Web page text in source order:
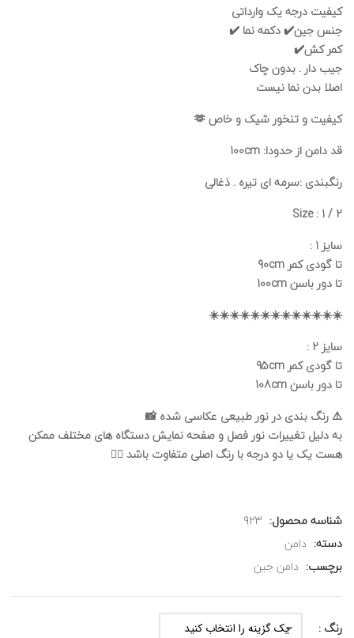
کیفیت درجه یک وارداتی
جنس جین✔️ دکمه نما ✔️
کمر کش✔️
جیب دار . بدون چاک
اصلا بدن نما نیست
کیفیت و تنخور شیک و خاص 🫶
قد دامن از حدودا: 100cm
رنگبندی :سرمه ای تیره . ذغالی
Size : 1 / 2
سایز 1 :
تا گودی کمر 90cm
تا دور باسن 100cm
☀️☀️☀️☀️☀️☀️☀️☀️☀️☀️☀️☀️☀️
سایز 2 :
تا گودی کمر 95cm
تا دور باسن 108cm
⚠️ رنگ بندی در نور طبیعی عکاسی شده 📸
به دلیل تغییرات نور فصل و صفحه نمایش دستگاه های مختلف ممکن
هست یک یا دو درجه با رنگ اصلی متفاوت باشد 🙅‍♀️
شناسه محصول: 923
دسته: دامن
برچسب: دامن جین
رنگ :